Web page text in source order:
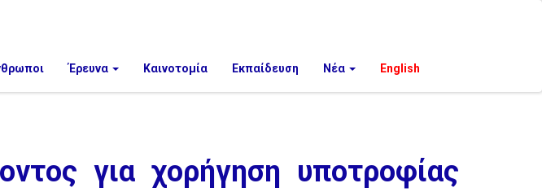
Έρευνα Καινοτομία Εκπαίδευση Νέα English
για χορήγηση υποτροφίας